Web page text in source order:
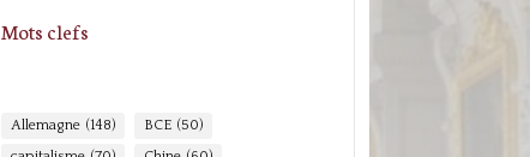
Mots clefs
Allemagne (148) BCE (50)